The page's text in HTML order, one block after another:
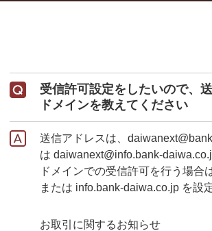
受信許可設定をしたいので、
ドメインを教えてください
送信アドレスは、
は daiwanext@info.bank-
ドメインでの受信許可を行う場合
または info.bank-daiwa.co.jp を設
お取引に関するお知らせ